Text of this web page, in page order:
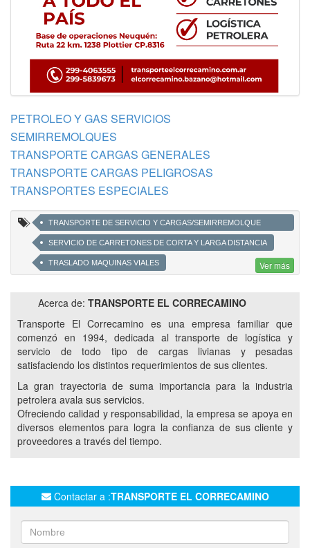
PETROLEO Y GAS SERVICIOS
SEMIRREMOLQUES
TRANSPORTE CARGAS GENERALES
TRANSPORTE CARGAS PELIGROSAS
TRANSPORTES ESPECIALES
TRANSPORTE DE SERVICIO Y CARGAS/SEMIRREMOLQUE
CARGAS GENERALES Y MERCANCÍAS PELIGROSAS
SERVICIO DE CARRETONES DE CORTA Y LARGA DISTANCIA
TRASLADO MAQUINAS VIALES
EQUIPOS ESPECIALES MANITÚ ELEVADOR
TRANSPORTE DE TRÁILER RETROEXCAVADORA
CARRETÓN CON CUELLO DESMONTABLE CON O SIN RAMPLAS
LOGÍSTICA A FINES DE LA INDUSTRIA PETROLERA
MERCANCIAS PELIGROSAS
TRANSPORTES A YACIMIENTOS PETROLEROS
CARRETONES VACA MUERTA
SERVICIOS A YACIMIENTOS PETROLIFEROS
TRANSPORTES ESPECIALES
TRANSPORTES EL CORRECAMINOS CARGAS PESADAS
SEMI TRASLADO DE MANIPULADORES TELESCOPICOS
Ver más
Acerca de: TRANSPORTE EL CORRECAMINO
Transporte El Correcamino es una empresa familiar que
comenzó en 1994, dedicada al transporte de logística y
servicio de todo tipo de cargas livianas y pesadas
satisfaciendo los distintos requerimientos de sus clientes.
La gran trayectoria de suma importancia para la industria
petrolera avala sus servicios.
Ofreciendo calidad y responsabilidad, la empresa se apoya en
diversos elementos para logra la confianza de sus cliente y
proveedores a través del tiempo.
Contactar a :TRANSPORTE EL CORRECAMINO